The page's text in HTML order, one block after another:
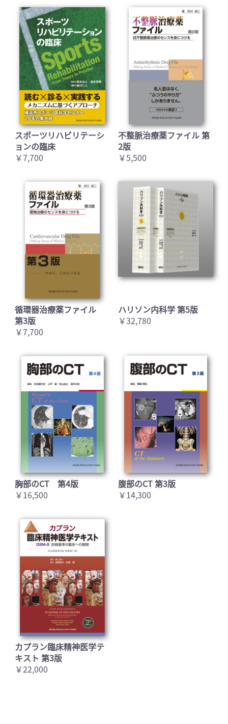
スポーツリハビリテーシ
ョンの臨床
￥7,700
不整脈治療薬ファイル 第
2版
￥5,500
循環器治療薬ファイル
第3版
￥7,700
ハリソン内科学 第5版
￥32,780
胸部のCT 第4版
￥16,500
腹部のCT 第3版
￥14,300
カプラン臨床精神医学テ
キスト 第3版
￥22,000